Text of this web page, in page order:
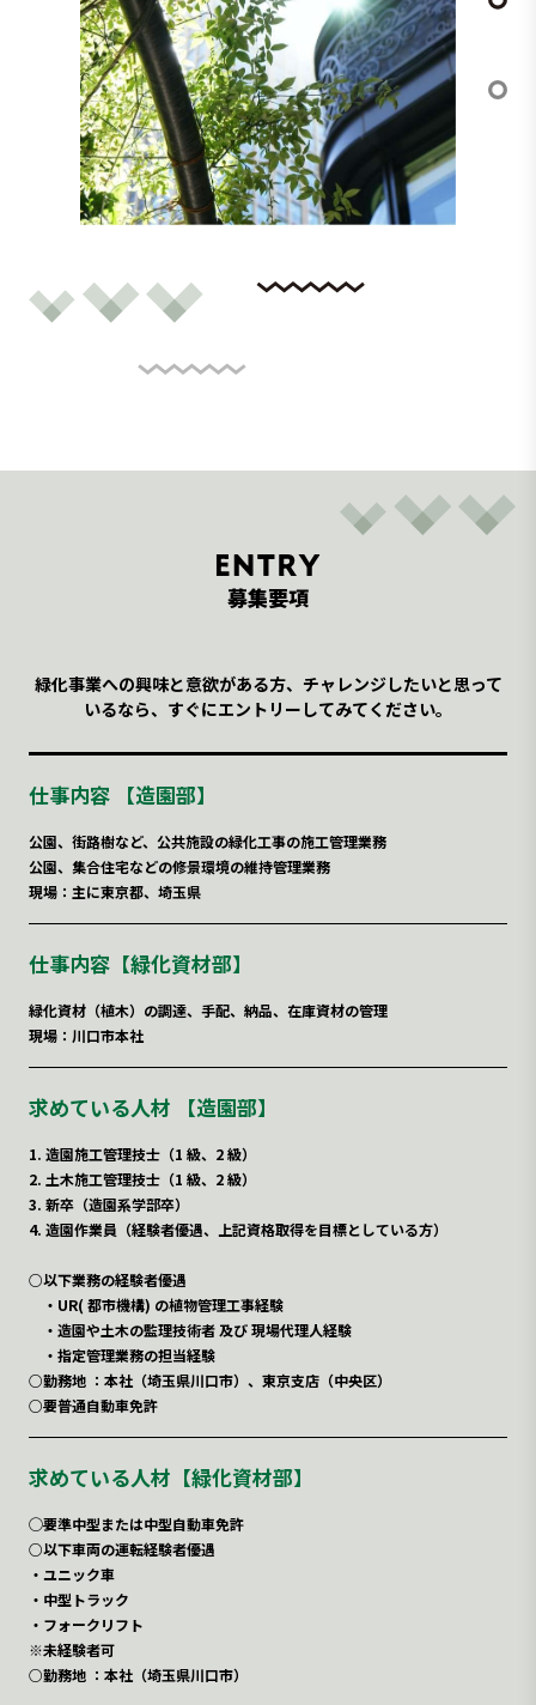
募集要項
緑化事業への興味と意欲がある方、チャレンジしたいと思って
いるなら、すぐにエントリーしてみてください。
仕事内容 【造園部】
公園、街路樹など、公共施設の緑化工事の施工管理業務
公園、集合住宅などの修景環境の維持管理業務
現場：主に東京都、埼玉県
仕事内容【緑化資材部】
緑化資材（植木）の調達、手配、納品、在庫資材の管理
現場：川口市本社
求めている人材 【造園部】
1. 造園施工管理技士（1 級、2 級）
2. 土木施工管理技士（1 級、2 級）
3. 新卒（造園系学部卒）
4. 造園作業員（経験者優遇、上記資格取得を目標としている方）
○以下業務の経験者優遇
・UR( 都市機構) の植物管理工事経験
・造園や土木の監理技術者 及び 現場代理人経験
・指定管理業務の担当経験
○勤務地 ：本社（埼玉県川口市）、東京支店（中央区）
○要普通自動車免許
求めている人材【緑化資材部】
◯要準中型または中型自動車免許
○以下車両の運転経験者優遇
・ユニック車
・中型トラック
・フォークリフト
※未経験者可
○勤務地 ：本社（埼玉県川口市）